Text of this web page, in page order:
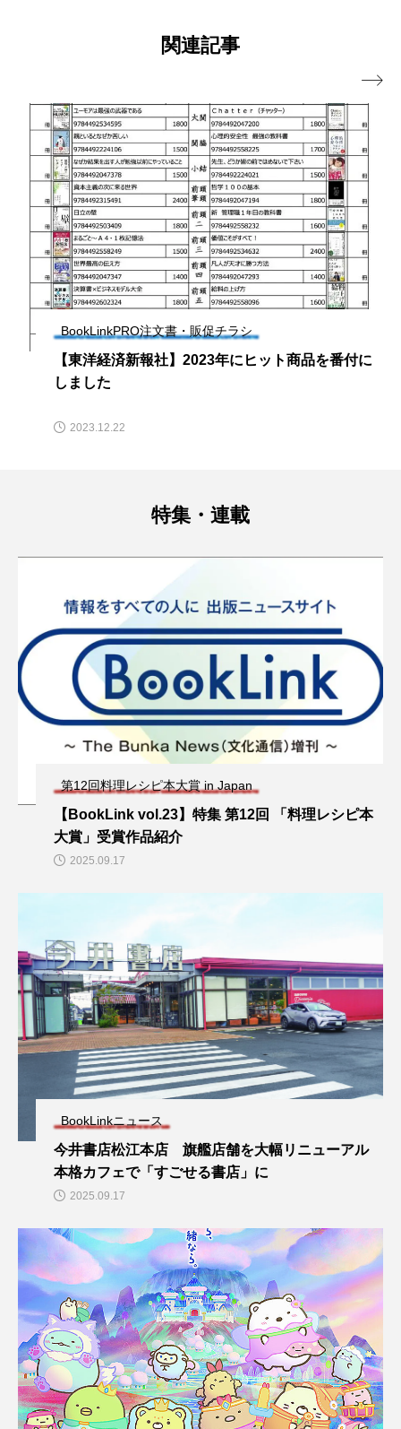
関連記事
BookLinkPRO注文書・販促チラシ
【東洋経済新報社】2023年にヒット商品を番付に
しました
2023.12.22

特集・連載
第12回料理レシピ本大賞 in Japan
【BookLink vol.23】特集 第12回 「料理レシピ本
大賞」受賞作品紹介
2025.09.17
BookLinkニュース
今井書店松江本店 旗艦店舗を大幅リニューアル
本格カフェで「すごせる書店」に
2025.09.17